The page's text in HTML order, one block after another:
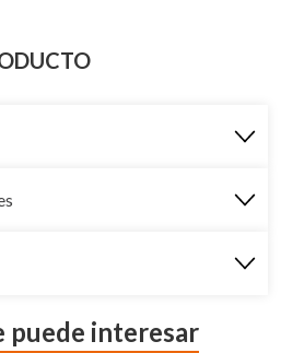
puede interesar